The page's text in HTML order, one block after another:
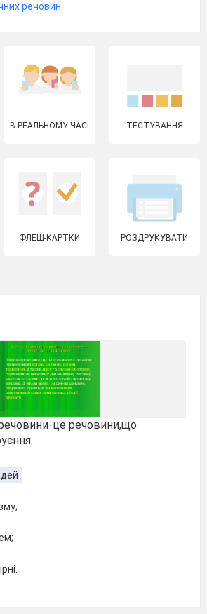
речовин.
В РЕАЛЬНОМУ ЧАСІ ТЕСТУВАННЯ
ФЛЕШ-КАРТКИ РОЗДРУКУВАТИ
речовини-це речовини,що